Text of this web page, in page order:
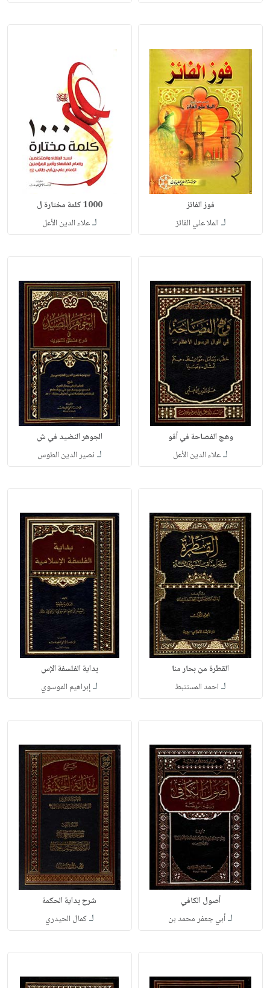
فوز الفائز
لـ الملا علي الفائز
1000 كلمة مختارة ل
لـعلاء الدين الأعل
وهج الفصاحة في أقو
لـعلاء الدين الأعل
الجوهر النضيد في ش
لـ نصير الدين الطوس
القطرة من بحار منا
لـ احمد المستنبط
بداية الفلسفة الإس
لـإبراهيم الموسوي
أصول الكافي
لـأبي جعفر محمد بن
شرح بداية الحكمة
لـكمال الحيدري